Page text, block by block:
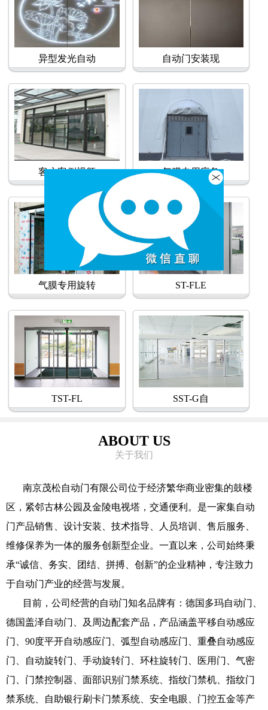
异型发光自动 自动门安装现
客户案例视频 气膜专用应急
气膜专用旋转 ST-FLE
TST-FL SST-G自
ABOUT US
关于我们
南京茂松自动门有限公司位于经济繁华商业密集的鼓楼
区，紧邻古林公园及金陵电视塔，交通便利。是一家集自动
门产品销售、设计安装、技术指导、人员培训、售后服务、
维修保养为一体的服务创新型企业。一直以来，公司始终秉
承“诚信、务实、团结、拼搏、创新”的企业精神，专注致力
于自动门产业的经营与发展。
目前，公司经营的自动门知名品牌有：德国多玛自动门、
德国盖泽自动门、及周边配套产品，产品涵盖平移自动感应
门、90度平开自动感应门、弧型自动感应门、重叠自动感应
门、自动旋转门、手动旋转门、环柱旋转门、医用门、气密
门、门禁控制器、面部识别门禁系统、指纹门禁机、指纹门
禁系统、自助银行刷卡门禁系统、安全电眼、门控五金等产